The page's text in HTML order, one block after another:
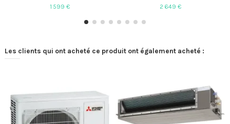
1 599 € 2 649 €
Les clients qui ont acheté ce produit ont également acheté :